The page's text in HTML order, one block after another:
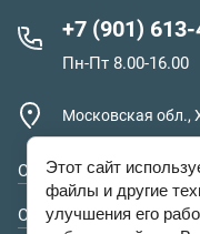
+7 (901)
Пн-Пт 8.00-16.00
Московская обл.,
О компании
Оплата и доставка
Этот сайт
файлы и другие
улучшения его